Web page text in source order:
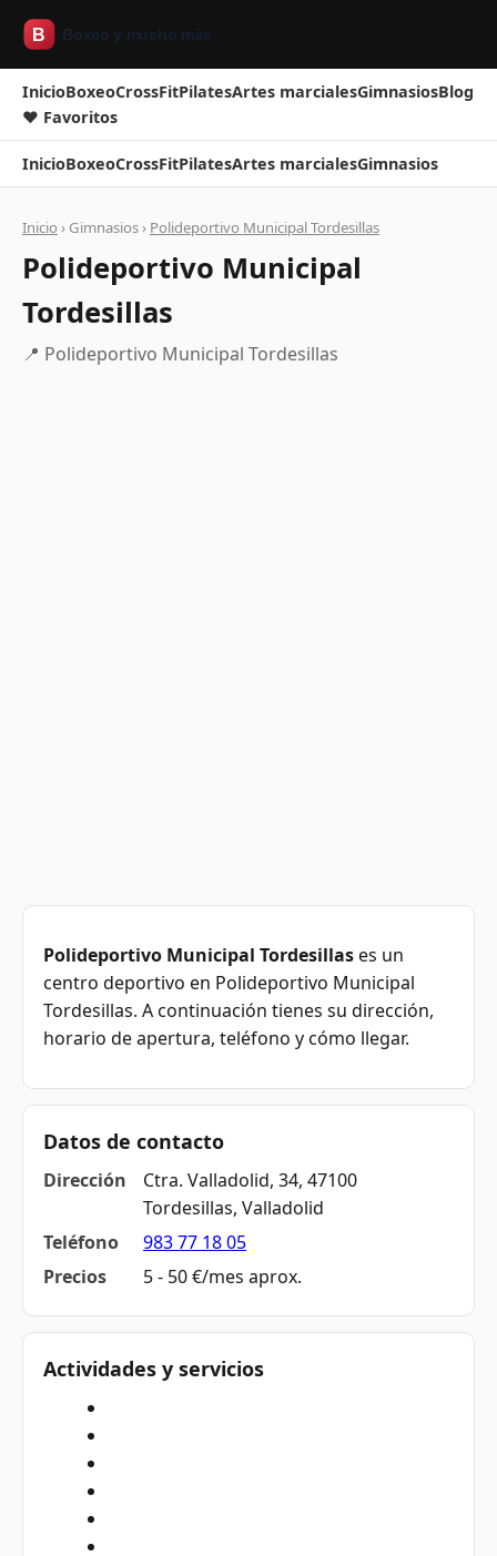
InicioBoxeoCrossFitPilatesArtes marcialesGimnasiosBlog
❤ Favoritos
InicioBoxeoCrossFitPilatesArtes marcialesGimnasios
Inicio › Gimnasios › Polideportivo Municipal Tordesillas
Polideportivo Municipal
Tordesillas
📍 Polideportivo Municipal Tordesillas
Polideportivo Municipal Tordesillases un
centro deportivo en Polideportivo Municipal
Tordesillas. A continuación tienes su dirección,
horario de apertura, teléfono y cómo llegar.
Datos de contacto
Dirección
Ctra. Valladolid, 34, 47100
Tordesillas, Valladolid
Teléfono
983 77 18 05
Precios
5 - 50 €/mes aprox.
Actividades y servicios